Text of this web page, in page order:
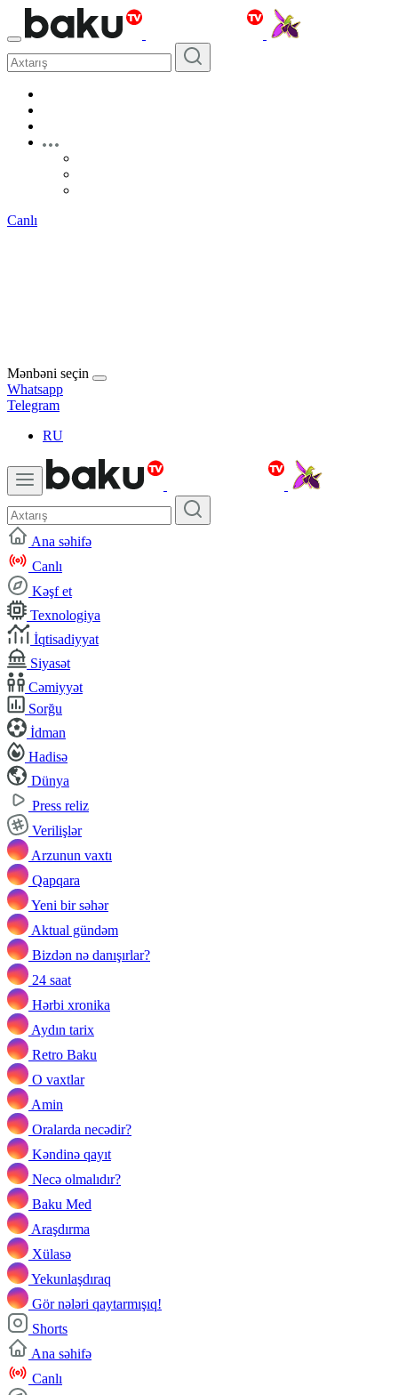
Canlı
Mənbəni seçin
Whatsapp
Telegram
RU
Ana səhifə
Canlı
Kəşf et
Texnologiya
İqtisadiyyat
Siyasət
Cəmiyyət
Sorğu
İdman
Hadisə
Dünya
Press reliz
Verilişlər
Arzunun vaxtı
Qapqara
Yeni bir səhər
Aktual gündəm
Bizdən nə danışırlar?
24 saat
Hərbi xronika
Aydın tarix
Retro Baku
O vaxtlar
Amin
Oralarda necədir?
Kəndinə qayıt
Necə olmalıdır?
Baku Med
Araşdırma
Xülasə
Yekunlaşdıraq
Gör nələri qaytarmışıq!
Shorts
Ana səhifə
Canlı